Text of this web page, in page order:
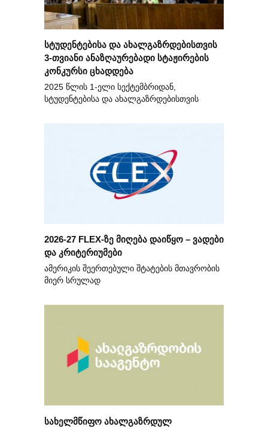
სტუდენტებისა და ახალგაზრდებისთვის
3-თვიანი ანაზღაურებადი სტაჟირების
კონკურსი ცხადდება
2025 წლის 1-ელი სექტემბრიდან,
სტუდენტებისა და ახალგაზრდებისთვის
2026-27 FLEX-ზე მიღება დაიწყო – ვადები
და კრიტერიუმები
ამერიკის შეერთებული შტატების მთავრობის
მიერ სრულად
სახელმწიფო ახალგაზრდულ